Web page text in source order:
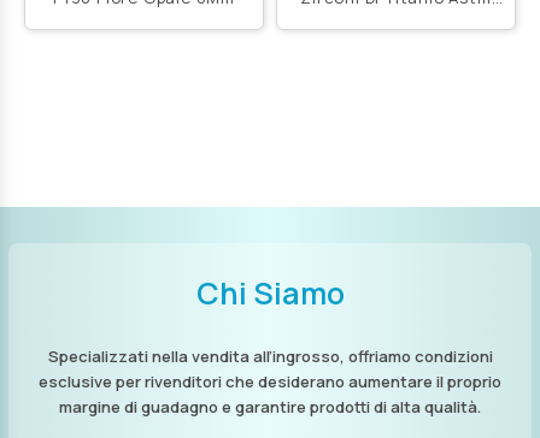
Chi Siamo
Specializzati nella vendita all’ingrosso, offriamo condizioni
esclusive per rivenditori che desiderano aumentare il proprio
margine di guadagno e garantire prodotti di alta qualità.